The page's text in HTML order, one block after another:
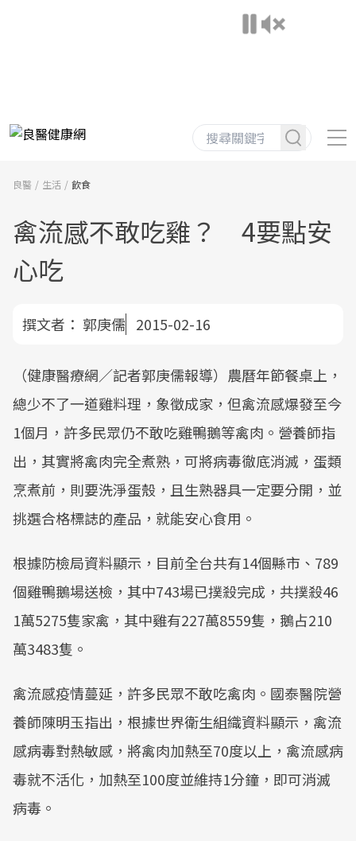
良醫 生活 飲食
禽流感不敢吃雞？ 4要點安
心吃
撰文者： 郭庚儒 2015-02-16
（健康醫療網／記者郭庚儒報導）農曆年節餐桌上，
總少不了一道雞料理，象徵成家，但禽流感爆發至今
1個月，許多民眾仍不敢吃雞鴨鵝等禽肉。營養師指
出，其實將禽肉完全煮熟，可將病毒徹底消滅，蛋類
烹煮前，則要洗淨蛋殼，且生熟器具一定要分開，並
挑選合格標誌的產品，就能安心食用。
根據防檢局資料顯示，目前全台共有14個縣市、789
個雞鴨鵝場送檢，其中743場已撲殺完成，共撲殺46
1萬5275隻家禽，其中雞有227萬8559隻，鵝占210
萬3483隻。
禽流感疫情蔓延，許多民眾不敢吃禽肉。國泰醫院營
養師陳明玉指出，根據世界衛生組織資料顯示，禽流
感病毒對熱敏感，將禽肉加熱至70度以上，禽流感病
毒就不活化，加熱至100度並維持1分鐘，即可消滅
病毒。